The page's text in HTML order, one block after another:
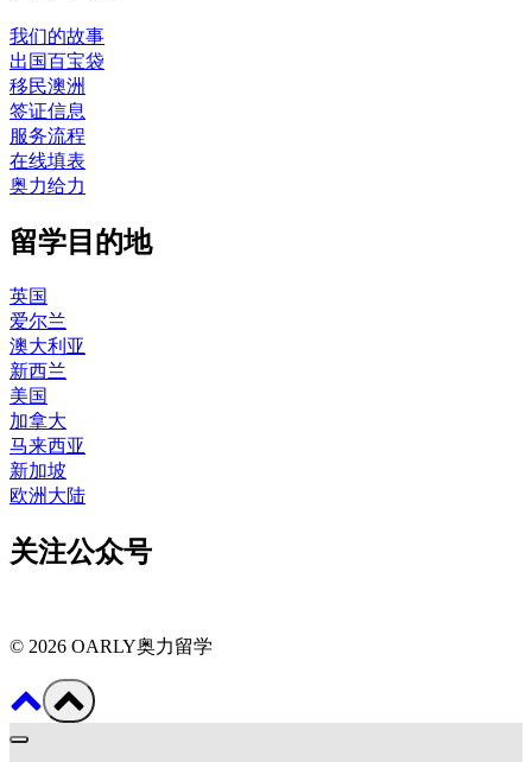
我们的故事
出国百宝袋
移民澳洲
签证信息
服务流程
在线填表
奥力给力
留学目的地
英国
爱尔兰
澳大利亚
新西兰
美国
加拿大
马来西亚
新加坡
欧洲大陆
关注公众号
© 2026 OARLY奥力留学